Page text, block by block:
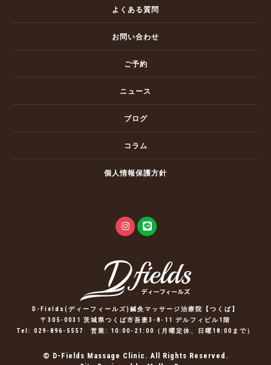
よくある質問
お問い合わせ
ご予約
ニュース
ブログ
コラム
個人情報保護方針
D-Fields(ディーフィールズ)鍼灸マッサージ治療院【つくば】
〒305-0031 茨城県つくば市吾妻3-8-11 デルフィビル1階
Tel: 029-896-5557 営業: 10:00-21:00（月曜定休、日曜18:00まで）
© D-Fields Massage Clinic. All Rights Reserved.